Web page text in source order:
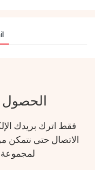
الحصول
فقط اترك بريدك
الاتصال حتى